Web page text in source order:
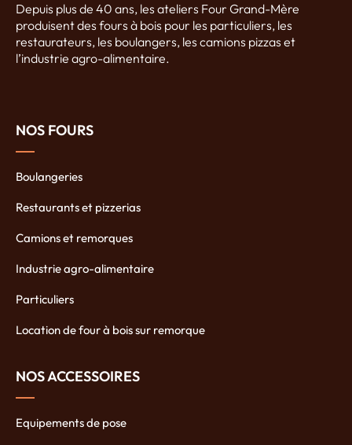
Depuis plus de 40 ans, les ateliers Four Grand-Mère
produisent des fours à bois pour les particuliers, les
restaurateurs, les boulangers, les camions pizzas et
l’industrie agro-alimentaire.
NOS FOURS
Boulangeries
Restaurants et pizzerias
Camions et remorques
Industrie agro-alimentaire
Particuliers
Location de four à bois sur remorque
NOS ACCESSOIRES
Equipements de pose